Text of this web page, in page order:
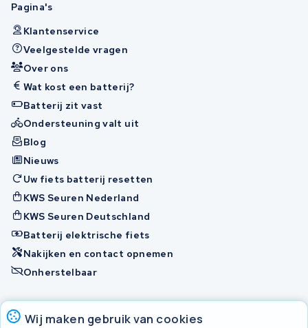
Wij maken gebruik van cookies
Pagina's
Klantenservice
Veelgestelde vragen
Over ons
Wat kost een batterij?
Batterij zit vast
Ondersteuning valt uit
Blog
Nieuws
Uw fiets batterij resetten
KWS Seuren Nederland
KWS Seuren Deutschland
Batterij elektrische fiets
Nakijken en contact opnemen
Onherstelbaar
Accu's